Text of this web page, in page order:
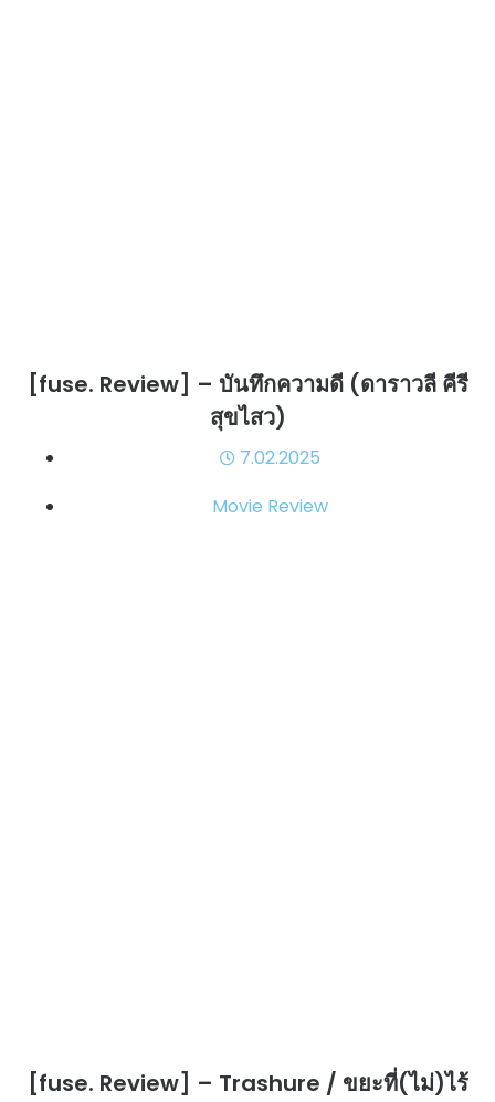
[fuse. Review] – บันทึกความดี (ดาราวลี คีรี
สุขไสว)
7.02.2025
Movie Review
[fuse. Review] – Trashure / ขยะที่(ไม่)ไร้